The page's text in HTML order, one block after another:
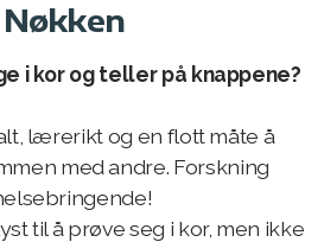
i kor og teller på knappene?
lærerikt og en flott måte å
med andre. Forskning
til å prøve seg i kor, men ikke